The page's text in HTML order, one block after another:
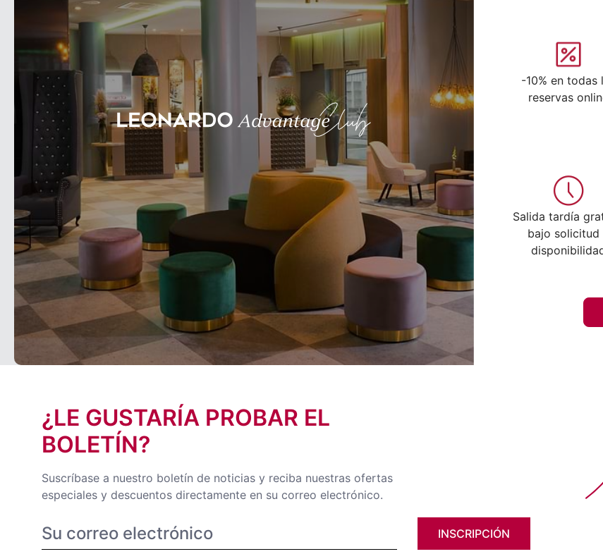
-10% en todas
reservas
Salida tardía
bajo solicitud
¿LE GUSTARÍA PROBAR EL
BOLETÍN?
Suscríbase a nuestro boletín de noticias y reciba nuestras ofertas
especiales y descuentos directamente en su correo electrónico.
INSCRIPCIÓN